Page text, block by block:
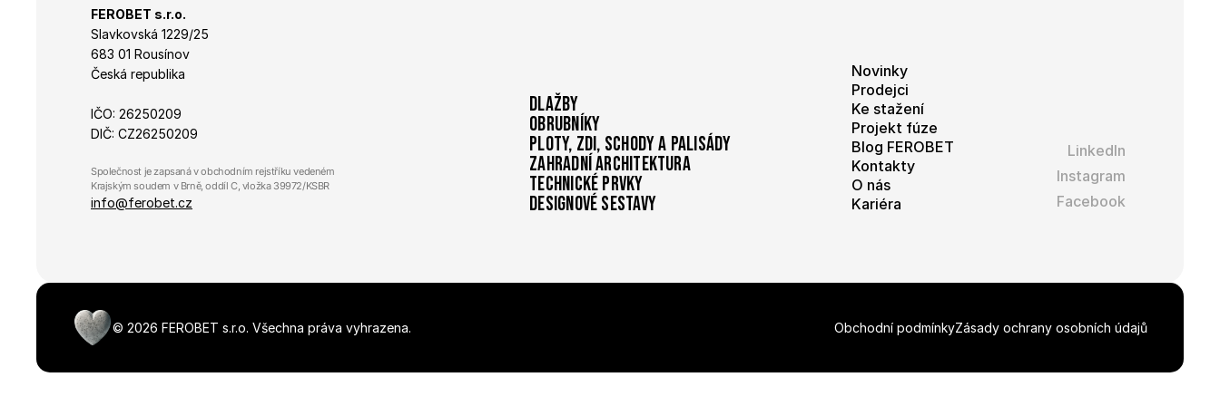
FEROBET s.r.o.
Slavkovská 1229/25
683 01 Rousínov
Česká republika
IČO: 26250209
DIČ: CZ26250209
Společnost je zapsaná v obchodním rejstříku vedeném
Krajským soudem v Brně, oddíl C, vložka 39972/KSBR
info@ferobet.cz
Dlažby
Obrubníky
Ploty, zdi, schody a palisády
Zahradní architektura
Technické prvky
Designové sestavy
Novinky
Prodejci
Ke stažení
Projekt fúze
Blog FEROBET
Kontakty
O nás
Kariéra
LinkedIn
Instagram
Facebook
© 2026 FEROBET s.r.o. Všechna práva vyhrazena. Obchodní podmínkyZásady ochrany osobních údajů